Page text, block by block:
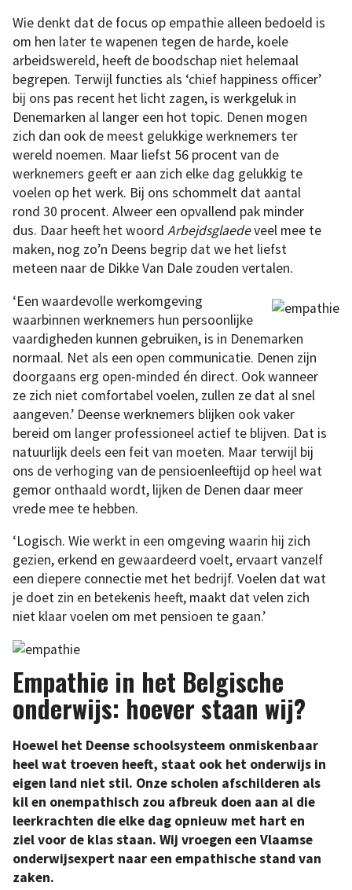
Wie denkt dat de focus op empathie alleen bedoeld is
om hen later te wapenen tegen de harde, koele
arbeidswereld, heeft de boodschap niet helemaal
begrepen. Terwijl functies als ‘chief happiness officer’
bij ons pas recent het licht zagen, is werkgeluk in
Denemarken al langer een hot topic. Denen mogen
zich dan ook de meest gelukkige werknemers ter
wereld noemen. Maar liefst 56 procent van de
werknemers geeft er aan zich elke dag gelukkig te
voelen op het werk. Bij ons schommelt dat aantal
rond 30 procent. Alweer een opvallend pak minder
dus. Daar heeft het woord Arbejdsglaedeveel mee te
maken, nog zo’n Deens begrip dat we het liefst
meteen naar de Dikke Van Dale zouden vertalen.
‘Een waardevolle werkomgeving
waarbinnen werknemers hun persoonlijke
vaardigheden kunnen gebruiken, is in Denemarken
normaal. Net als een open communicatie. Denen zijn
doorgaans erg open-minded én direct. Ook wanneer
ze zich niet comfortabel voelen, zullen ze dat al snel
aangeven.’ Deense werknemers blijken ook vaker
bereid om langer professioneel actief te blijven. Dat is
natuurlijk deels een feit van moeten. Maar terwijl bij
ons de verhoging van de pensioenleeftijd op heel wat
gemor onthaald wordt, lijken de Denen daar meer
vrede mee te hebben.
‘Logisch. Wie werkt in een omgeving waarin hij zich
gezien, erkend en gewaardeerd voelt, ervaart vanzelf
een diepere connectie met het bedrijf. Voelen dat wat
je doet zin en betekenis heeft, maakt dat velen zich
niet klaar voelen om met pensioen te gaan.’
Empathie in het Belgische
onderwijs: hoever staan wij?
Hoewel het Deense schoolsysteem onmiskenbaar
heel wat troeven heeft, staat ook het onderwijs in
eigen land niet stil. Onze scholen afschilderen als
kil en onempathisch zou afbreuk doen aan al die
leerkrachten die elke dag opnieuw met hart en
ziel voor de klas staan. Wij vroegen een Vlaamse
onderwijsexpert naar een empathische stand van
zaken.